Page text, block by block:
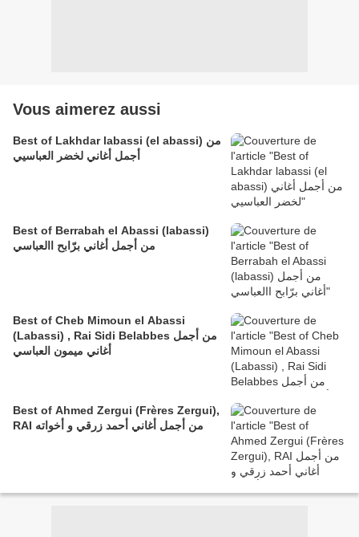
Vous aimerez aussi
Best of Lakhdar labassi (el abassi) من
أجمل أغاني لخضر العباسيي
Best of Berrabah el Abassi (labassi)
من أجمل أغاني برّابح االعباسي
Best of Cheb Mimoun el Abassi
(Labassi) , Rai Sidi Belabbes من أجمل
أغاني ميمون العباسي
Best of Ahmed Zergui (Frères Zergui),
RAI من أجمل أغاني أحمد زرقي و أخواته